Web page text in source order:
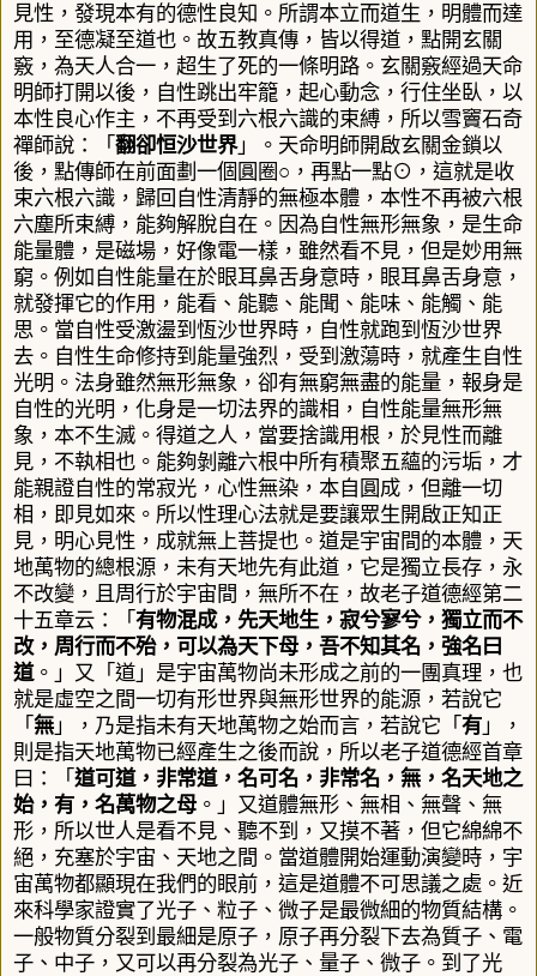
見性，發現本有的德性良知。所謂本立而道生，明體而達
用，至德凝至道也。故五教真傳，皆以得道，點開玄關
竅，為天人合一，超生了死的一條明路。玄關竅經過天命
明師打開以後，自性跳出牢籠，起心動念，行住坐臥，以
本性良心作主，不再受到六根六識的束縛，所以雪竇石奇
禪師說：「 翻卻恒沙世界」。天命明師開啟玄關金鎖以
後，點傳師在前面劃一個圓圈○，再點一點⊙ ，這就是收
束六根六識，歸回自性清靜的無極本體，本性不再被六根
六塵所束縛，能夠解脫自在。因為自性無形無象，是生命
能量體，是磁場，好像電一樣，雖然看不見，但是妙用無
窮。例如自性能量在於眼耳鼻舌身意時，眼耳鼻舌身意，
就發揮它的作用，能看、能聽、能聞、能味、能觸、能
思。當自性受激盪到恆沙世界時，自性就跑到恆沙世界
去。自性生命修持到能量強烈，受到激蕩時，就產生自性
光明。法身雖然無形無象，卻有無窮無盡的能量，報身是
自性的光明，化身是一切法界的識相，自性能量無形無
象，本不生滅。得道之人，當要捨識用根，於見性而離
見，不執相也。能夠剝離六根中所有積聚五蘊的污垢，才
能親證自性的常寂光，心性無染，本自圓成，但離一切
相，即見如來。所以性理心法就是要讓眾生開啟正知正
見，明心見性，成就無上菩提也。道是宇宙間的本體，天
地萬物的總根源，未有天地先有此道，它是獨立長存，永
不改變，且周行於宇宙間，無所不在，故老子道德經第二
十五章云：
「 有物混成，先天地生，寂兮寥兮，獨立而不
改，周行而不殆，可以為天下母，吾不知其名，強名曰
道。」 又「道」是宇宙萬物尚未形成之前的一團真理，也
就是虛空之間一切有形世界與無形世界的能源，若說它
「 無 」，乃是指未有天地萬物之始而言，若說它「 有 」，
則是指天地萬物已經產生之後而說，所以老子道德經首章
曰：
「 道可道，非常道，名可名，非常名，無，名天地之
始，有，名萬物之母 。」 又道體無形、無相、無聲、無
形，所以世人是看不見、聽不到，又摸不著，但它綿綿不
絕，充塞於宇宙、天地之間。當道體開始運動演變時，宇
宙萬物都顯現在我們的眼前，這是道體不可思議之處。近
來科學家證實了光子、粒子、微子是最微細的物質結構。
一般物質分裂到最細是原子，原子再分裂下去為質子、電
子、中子，又可以再分裂為光子、量子、微子。到了光